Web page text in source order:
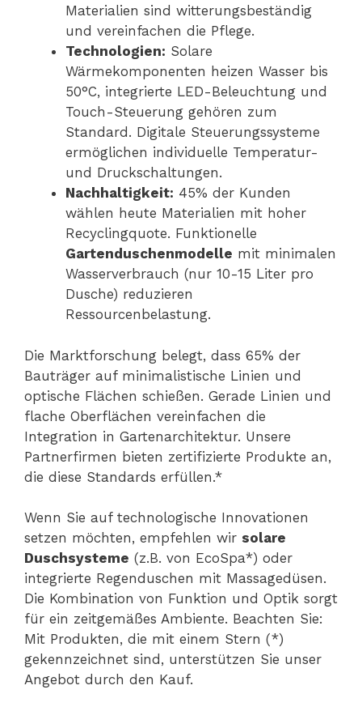
Materialien sind witterungsbeständig
und vereinfachen die Pflege.
Technologien: Solare
Wärmekomponenten heizen Wasser bis
50°C, integrierte LED-Beleuchtung und
Touch-Steuerung gehören zum
Standard. Digitale Steuerungssysteme
ermöglichen individuelle Temperatur-
und Druckschaltungen.
Nachhaltigkeit: 45% der Kunden
wählen heute Materialien mit hoher
Recyclingquote. Funktionelle
Gartenduschenmodelle mit minimalen
Wasserverbrauch (nur 10-15 Liter pro
Dusche) reduzieren
Ressourcenbelastung.
Die Marktforschung belegt, dass 65% der
Bauträger auf minimalistische Linien und
optische Flächen schießen. Gerade Linien und
flache Oberflächen vereinfachen die
Integration in Gartenarchitektur. Unsere
Partnerfirmen bieten zertifizierte Produkte an,
die diese Standards erfüllen.*
Wenn Sie auf technologische Innovationen
setzen möchten, empfehlen wir solare
Duschsysteme (z.B. von EcoSpa*) oder
integrierte Regenduschen mit Massagedüsen.
Die Kombination von Funktion und Optik sorgt
für ein zeitgemäßes Ambiente. Beachten Sie:
Mit Produkten, die mit einem Stern (*)
gekennzeichnet sind, unterstützen Sie unser
Angebot durch den Kauf.